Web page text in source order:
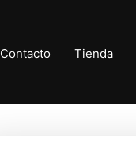
Contacto Tienda